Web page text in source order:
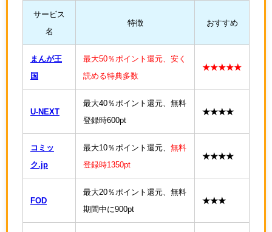
サービス
名
特徴 おすすめ
まんが王
国
最大50％ポイント還元、安く
読める特典多数
★★★★★
U-NEXT
最大40％ポイント還元、無料
登録時600pt
★★★★
コミッ
ク.jp
最大10％ポイント還元、 無料
登録時1350pt
★★★★
FOD
最大20％ポイント還元、無料
期間中に900pt
★★★